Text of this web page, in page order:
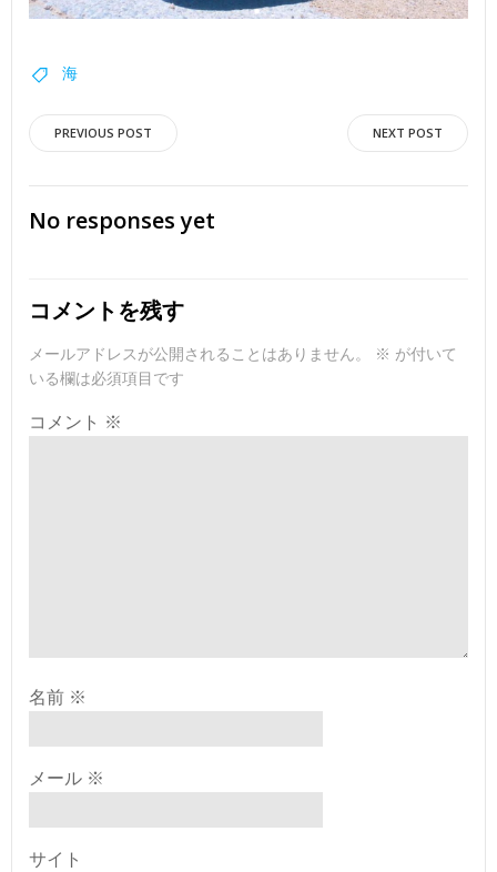
海
投
稿
ビ
ゲ
ー
PREVIOUS POST
稿
ゲ
NEXT POST
No responses yet
コメントを残す
メールアドレスが公開されることはありません。 ※ が付いて
いる欄は必須項目です
コメント ※
名前 ※
メール ※
サイト